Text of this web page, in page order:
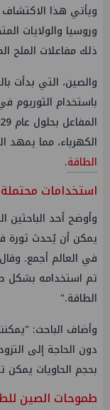
ويأتي هذا
وروسيا والولايات
ذلك مفاعلات الملح
والصين، التي بدأت
باستخدام الثوريوم
الكهرباء، مما يمهد
الطاقة.
استخدامات
وأوضح أحد الباحثين
يمكن أن يُحدث
في العالم أجمع.
تم استخدامه بشكل
الطاقة."
وأضاف الباحث:
دون الحاجة إلى
بحجم الحاويات يمكن
طموحات الصين